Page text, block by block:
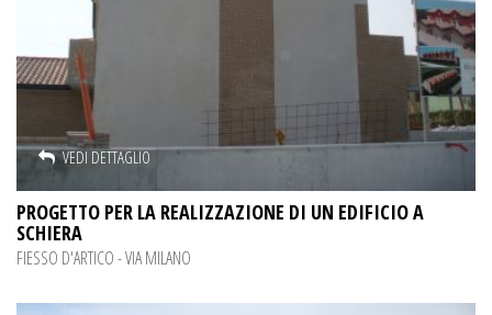
VEDI DETTAGLIO
PROGETTO PER LA REALIZZAZIONE DI UN EDIFICIO A
SCHIERA
FIESSO D'ARTICO - VIA MILANO